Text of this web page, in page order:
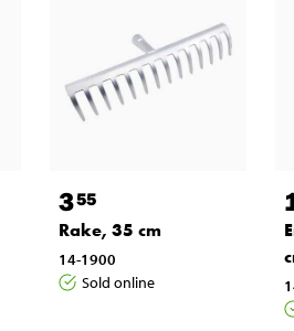
355
Rake, 35 cm
14-1900
Sold online